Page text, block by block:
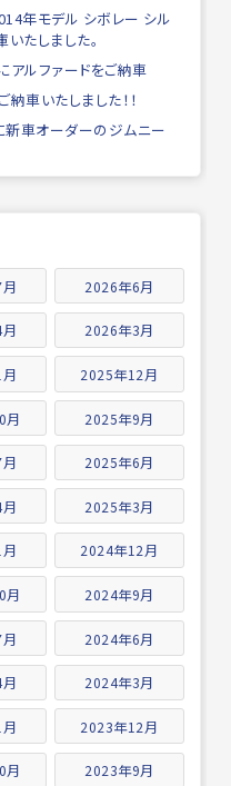
年モデル シボレー シル
たしました。
アルファードをご納車
車いたしました！！
車オーダーのジムニー
2026年6月
2026年3月
2025年12月
月 2025年9月
2025年6月
2025年3月
2024年12月
月 2024年9月
2024年6月
2024年3月
2023年12月
月 2023年9月